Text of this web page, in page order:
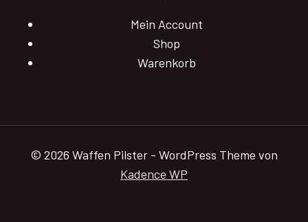
Mein Account
Shop
Warenkorb
© 2026 Waffen Pilster - WordPress Theme von
Kadence WP